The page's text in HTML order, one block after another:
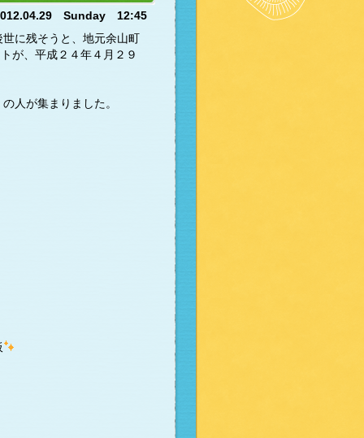
Sunday 12:45
に残そうと、地元余山町
が、平成２４年４月２９
人が集まりました。